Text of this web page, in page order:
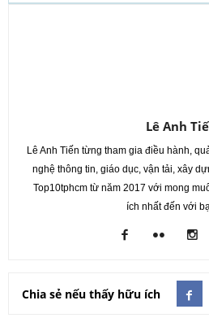
Lê Anh
Lê Anh Tiến từng tham gia điều hành,
nghệ thông tin, giáo dục, vận tải, xây
Top10tphcm từ năm 2017 với mong
ích nhất đến với
Chia sẻ nếu thấy hữu ích